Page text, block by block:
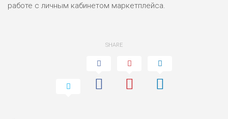
работе с личным кабинетом маркетплейса.
SHARE